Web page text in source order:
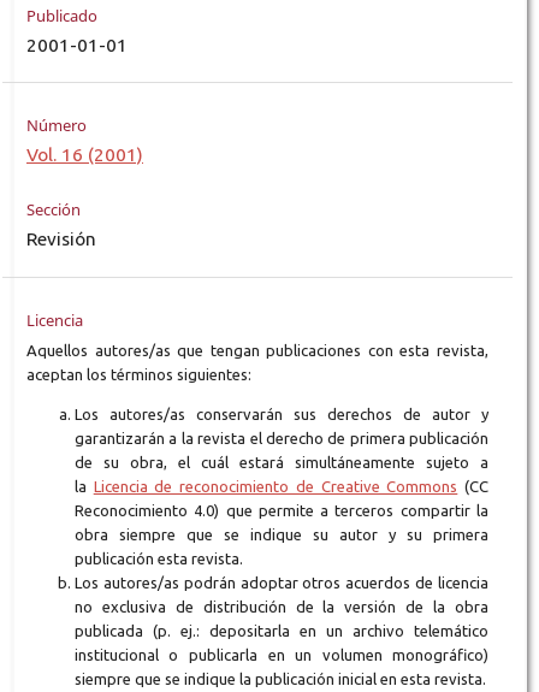
Publicado
2001-01-01
Número
Vol. 16 (2001)
Sección
Revisión
Licencia
Aquellos autores/as que tengan publicaciones con esta revista,
aceptan los términos siguientes:
Los autores/as conservarán sus derechos de autor y
garantizarán a la revista el derecho de primera publicación
de su obra, el cuál estará simultáneamente sujeto a
la Licencia de reconocimiento de Creative Commons (CC
Reconocimiento 4.0) que permite a terceros compartir la
obra siempre que se indique su autor y su primera
publicación esta revista.
Los autores/as podrán adoptar otros acuerdos de licencia
no exclusiva de distribución de la versión de la obra
publicada (p. ej.: depositarla en un archivo telemático
institucional o publicarla en un volumen monográfico)
siempre que se indique la publicación inicial en esta revista.